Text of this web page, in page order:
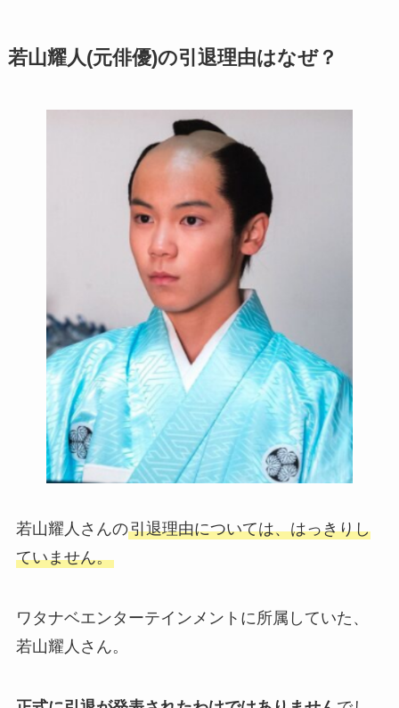
若山耀人(元俳優)の引退理由はなぜ？
若山耀人さんの引退理由については、はっきりし
ていません。
ワタナベエンターテインメントに所属していた、
若山耀人さん。